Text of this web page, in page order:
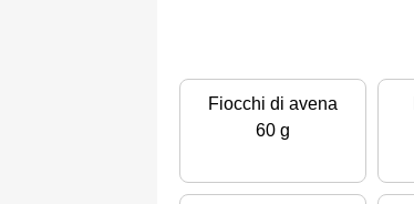
Fiocchi di avena
60 g